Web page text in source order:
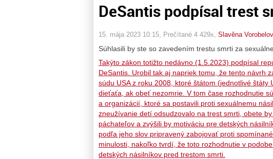
DeSantis podpísal trest
15. mája 2023 10:15 , Prečítané 4 429x, Slavěna
Súhlasili by ste so zavedením trestu smrti za
Takýto zákon totižto nedávno (1.5.2023) podpísal
DeSantis. Urobil tak aj napriek tomu, že tento návrh
súdu USA z roku 2008, ktoré štátom (jednotlivé
dieťaťa, ak obeť nezomrie. V tom čase rozhodnutie
a organizácií, ktoré sa postavili proti sexuálnemu
zneužívanie detí odsudzovalo na trest smrti, obete
páchateľov a zvýšili by motiváciu pre detských
podľa jeho slov pripravený zabojovať proti
minulosti, nakoľko tvrdí, že toto rozhodnutie v
detských násilníkov pred trestom smrti.